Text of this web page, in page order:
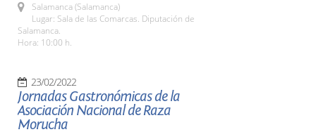
Salamanca (Salamanca)
Lugar: Sala de las Comarcas. Diputación de
Salamanca.
Hora: 10:00 h.
23/02/2022
Jornadas Gastronómicas de la
Asociación Nacional de Raza
Morucha